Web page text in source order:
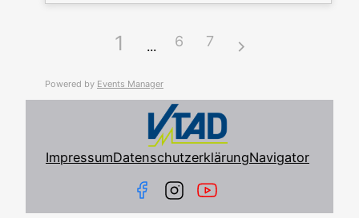
1 6 7
Powered by Events Mana­ger
ImpressumDatenschutzerklärungNavigator